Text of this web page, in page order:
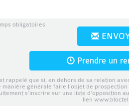
obligatoires
Prendre un
rappelé que si, en dehors de sa relation
manière générale faire l’objet de
s’inscrire sur une liste d’opposition
lien